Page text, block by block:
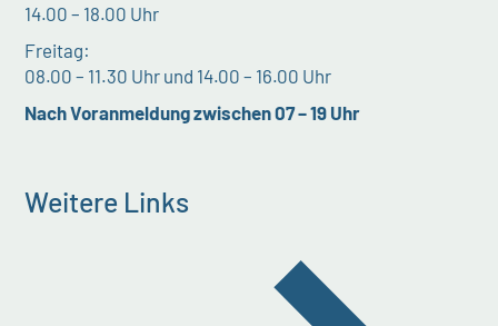
14.00 – 18.00 Uhr
Freitag:
08.00 – 11.30 Uhr und 14.00 – 16.00 Uhr
Nach Voranmeldung zwischen 07 – 19 Uhr
Weitere Links